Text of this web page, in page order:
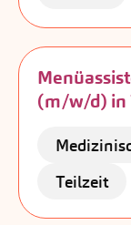
(m/w/d) in
Teilzeit